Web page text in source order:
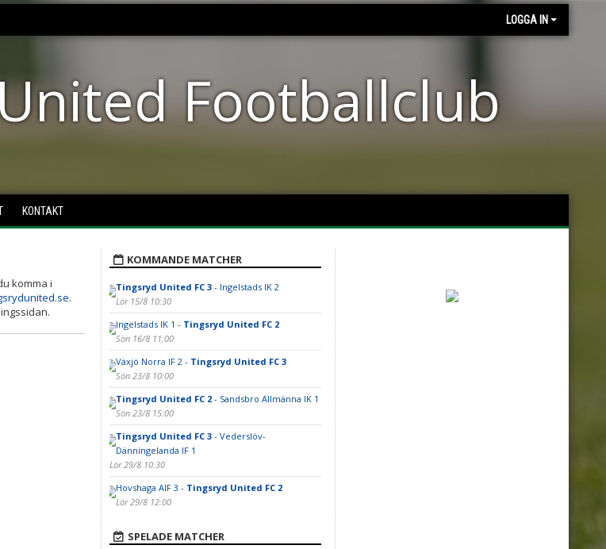
LOGGA IN
Footballclub
KONTAKT
komma i
.
KOMMANDE MATCHER
Tingsryd United FC 3- Ingelstads IK 2
Lör 15/8 10:30
Ingelstads IK 1 - Tingsryd United FC 2
Sön 16/8 11:00
Växjö Norra IF 2 - Tingsryd United FC 3
Sön 23/8 10:00
Tingsryd United FC 2- Sandsbro Allmänna IK 1
Sön 23/8 15:00
Tingsryd United FC 3- Vederslöv-
Dänningelanda IF 1
Lör 29/8 10:30
Hovshaga AIF 3 - Tingsryd United FC 2
Lör 29/8 12:00
SPELADE MATCHER